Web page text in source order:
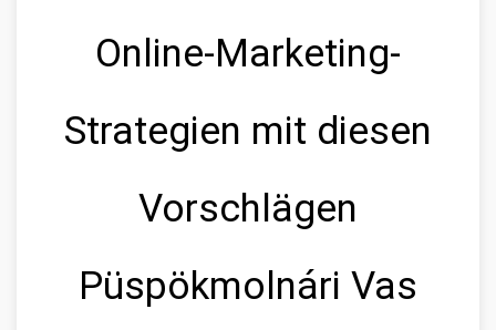
Online-Marketing-
Strategien mit diesen
Vorschlägen
Püspökmolnári Vas